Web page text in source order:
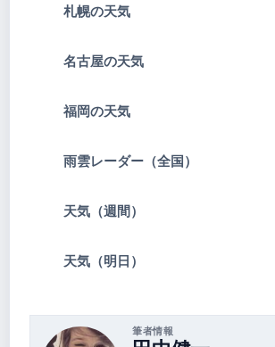
札幌の天気
名古屋の天気
福岡の天気
雨雲レーダー（全国）
天気（週間）
天気（明日）
筆者情報